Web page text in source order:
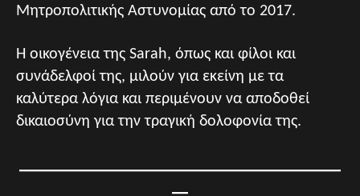
Μητροπολιτικής Αστυνομίας από το 2017.
Η οικογένεια της Sarah, όπως και φίλοι και
συνάδελφοί της, μιλούν για εκείνη με τα
καλύτερα λόγια και περιμένουν να αποδοθεί
δικαιοσύνη για την τραγική δολοφονία της.